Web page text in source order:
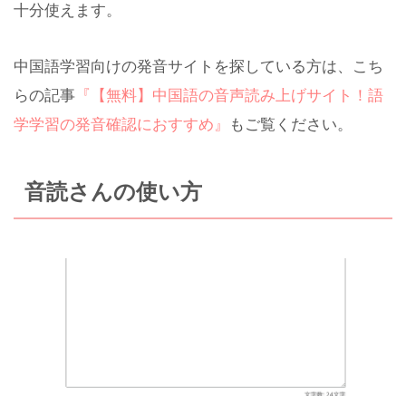
十分使えます。
中国語学習向けの発音サイトを探している方は、こち
らの記事 『【無料】中国語の音声読み上げサイト！語
学学習の発音確認におすすめ』 もご覧ください。
音読さんの使い方